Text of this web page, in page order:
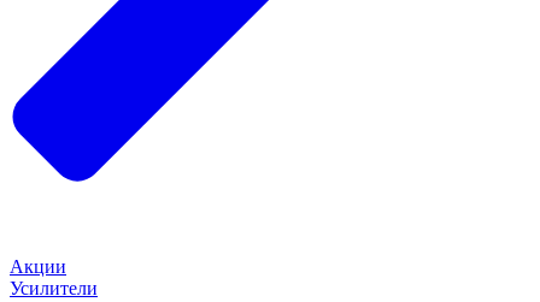
Акции
Усилители